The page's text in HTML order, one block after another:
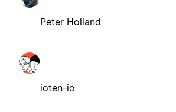
Peter Holland
ioten-io